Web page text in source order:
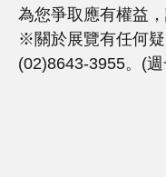
為您爭取應有權益
※關於展覽有任何
(02)8643-3955。(